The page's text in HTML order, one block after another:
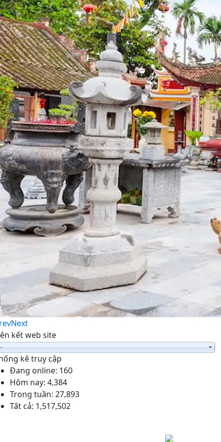
Next
kết web site
kê truy cập
Đang online: 160
Hôm nay: 4,384
Trong tuần: 27,893
Tất cả: 1,517,502